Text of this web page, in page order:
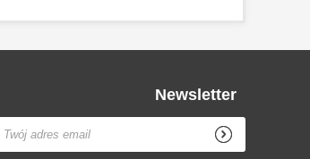
Newsletter